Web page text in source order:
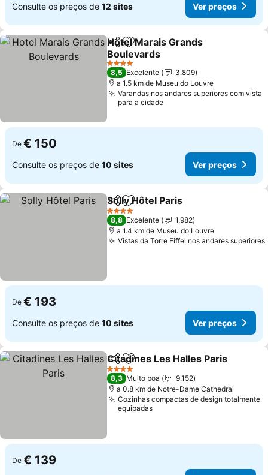
Consulte os preços de 12 sites Ver preços
PartilharAdicionar aos favoritos
Hotel Marais Grands
Boulevards
Ver preços
4 Estrelas
8,5 Excelente
3.809
a 1.5 km de Museu do Louvre
Varandas nos andares superiores com vista
para a cidade
De € 150
Consulte os preços de 10 sites Ver preços
PartilharAdicionar aos favoritos
Solly Hôtel Paris
4 Estrelas
8,8 Excelente
1.982
a 1.4 km de Museu do Louvre
Vistas da Torre Eiffel nos andares superiores
De € 193
Consulte os preços de 10 sites Ver preços
PartilharAdicionar aos favoritos
Citadines Les Halles Paris
4 Estrelas
8,3 Muito boa
9.152
a 0.8 km de Notre-Dame Cathedral
Cozinhas compactas de design totalmente
equipadas
De € 139